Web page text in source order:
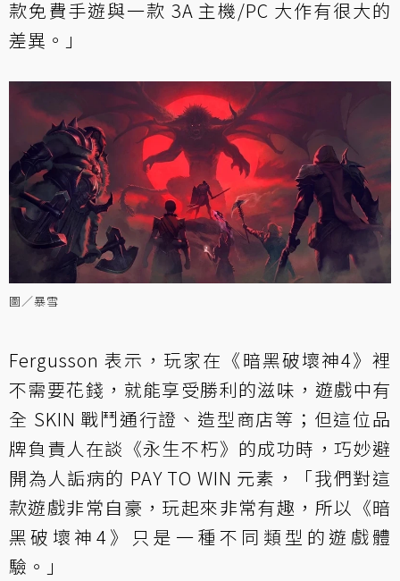
款免費手遊與一款 3A 主機/PC 大作有很大的
差異。」
圖／暴雪
Fergusson 表示，玩家在《暗黑破壞神4》裡
不需要花錢，就能享受勝利的滋味，遊戲中有
全 SKIN 戰鬥通行證、造型商店等；但這位品
牌負責人在談《永生不朽》的成功時，巧妙避
開為人詬病的 PAY TO WIN 元素，「我們對這
款遊戲非常自豪，玩起來非常有趣，所以《暗
黑破壞神4》只是一種不同類型的遊戲體
驗。」